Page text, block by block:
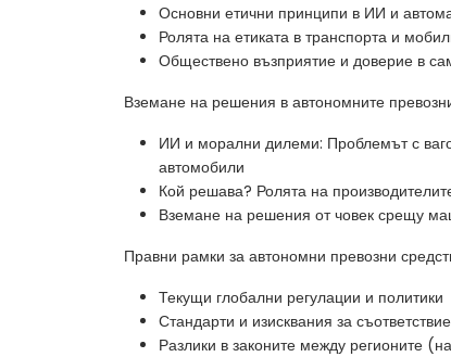
Основни етични принципи в ИИ и
Ролята на етиката в транспорта и
Обществено възприятие и доверие в
Вземане на решения в автономните
ИИ и морални дилеми: Проблемът с
автомобили
Кой решава? Ролята на
Вземане на решения от човек срещу
Правни рамки за автономни превозни
Текущи глобални регулации и политики
Стандарти и изисквания за
Разлики в законите между регионите